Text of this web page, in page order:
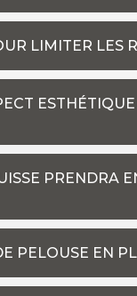
LIMITER LES
PRENDRA
PELOUSE EN